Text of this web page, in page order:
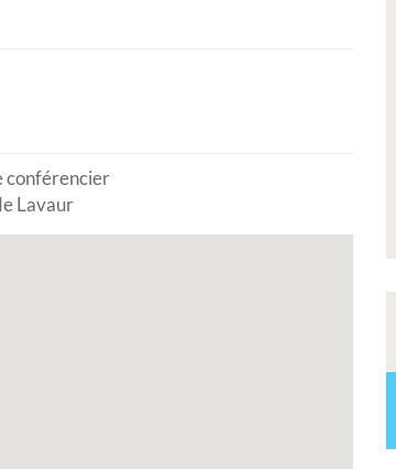
conférencier
Lavaur
Signature de l'avenant à la